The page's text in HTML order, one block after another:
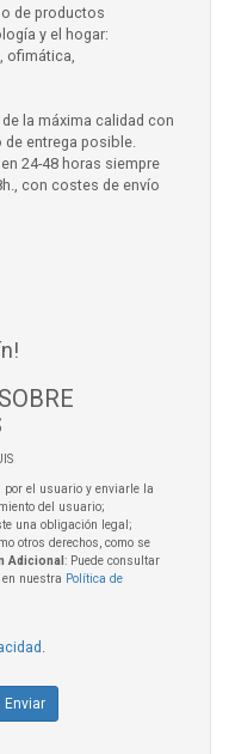
de productos
y el hogar:
la máxima calidad con
entrega posible.
24-48 horas siempre
con costes de envío
el usuario y enviarle la
del usuario;
una obligación legal;
otros derechos, como se
Adicional : Puede consultar
en nuestra Política de
Enviar